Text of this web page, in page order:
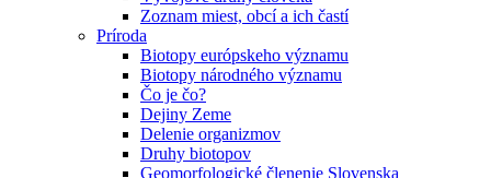
Zoznam miest, obcí a ich častí
Príroda
Biotopy európskeho významu
Biotopy národného významu
Čo je čo?
Dejiny Zeme
Delenie organizmov
Druhy biotopov
Geomorfologické členenie Slovenska